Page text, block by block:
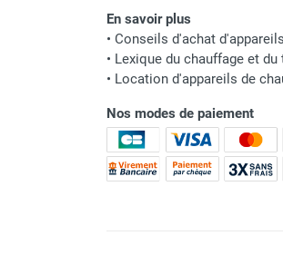
Chauffage fioul soufflant
cheminée à combustion
Chauffage fioul
Chauffage mobile au gaz
butane
Chauffage mobile au gaz à
combustion directe
En savoir plus
• Conseils d'achat
• Lexique du chauffage et
• Location d'appareils de
Nos modes de paiement